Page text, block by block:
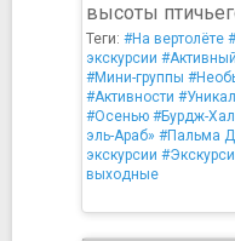
высоты
Теги: #На вертолёте
экскурсии
#Мини-группы
#Активности
#Осенью #Бурдж-
эль-Араб» #Пальма
экскурсии
выходные